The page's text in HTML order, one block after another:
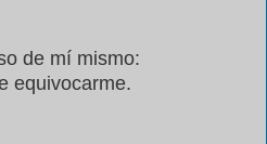
de mí mismo:
equivocarme.